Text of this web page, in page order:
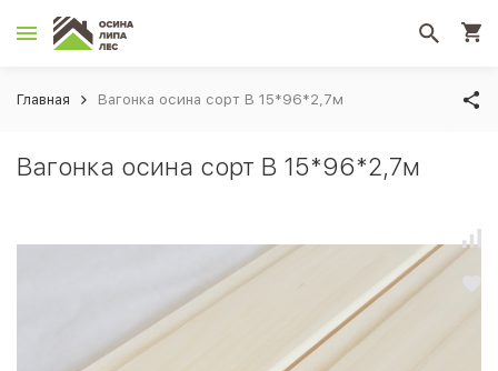
Главная Вагонка осина сорт В 15*96*2,7м
Вагонка осина сорт В 15*96*2,7м